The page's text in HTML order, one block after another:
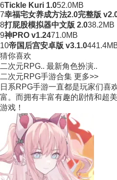
6Tickle Kuri 1.052.0MB
7幸福宅女养成方法2.0完整版
8打屁股模拟器中文版 2.038.2MB
9神PRO v1.2471.0MB
10帝国后宫安卓版 v3.1.0
猜你喜欢
二次元RPG.. 最新角色扮演..
二次元RPG手游合集 更多>>
日系RPG手游一直都是玩家们喜
富。而拥有丰富有趣的剧情和超
游戏！